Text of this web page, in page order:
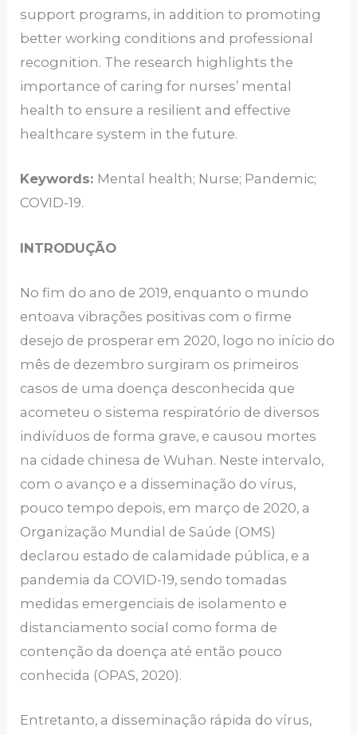
support programs, in addition to promoting
better working conditions and professional
recognition. The research highlights the
importance of caring for nurses’ mental
health to ensure a resilient and effective
healthcare system in the future.
Keywords: Mental health; Nurse; Pandemic;
COVID-19.
INTRODUÇÃO
No fim do ano de 2019, enquanto o mundo
entoava vibrações positivas com o firme
desejo de prosperar em 2020, logo no início do
mês de dezembro surgiram os primeiros
casos de uma doença desconhecida que
acometeu o sistema respiratório de diversos
indivíduos de forma grave, e causou mortes
na cidade chinesa de Wuhan. Neste intervalo,
com o avanço e a disseminação do vírus,
pouco tempo depois, em março de 2020, a
Organização Mundial de Saúde (OMS)
declarou estado de calamidade pública, e a
pandemia da COVID-19, sendo tomadas
medidas emergenciais de isolamento e
distanciamento social como forma de
contenção da doença até então pouco
conhecida (OPAS, 2020).
Entretanto, a disseminação rápida do vírus,